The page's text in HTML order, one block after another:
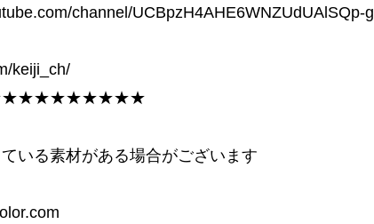
channel/UCBpzH4AHE6WNZUdUAlSQp-g
keiji_ch/
いる素材がある場合がございます